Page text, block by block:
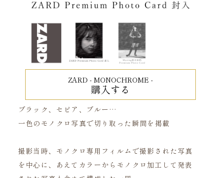
ZARD - MONOCHROME -
購入する
ブラック、セピア、ブルー…
一色のモノクロ写真で切り取った瞬間を掲載
撮影当時、モノクロ専用フィルムで撮影された写真
を中心に、あえてカラーからモノクロ加工して発表